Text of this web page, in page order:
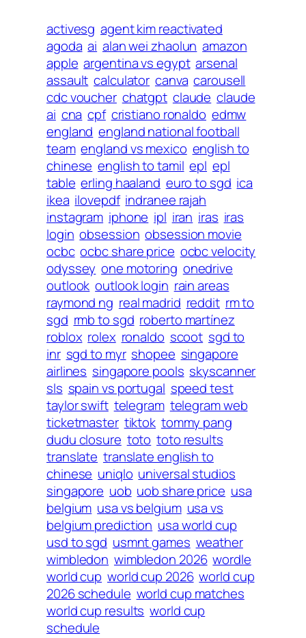
activesg agent kim reactivated
agoda ai alan wei zhaolun amazon
apple argentina vs egypt arsenal
assault calculator canva carousell
cdc voucher chatgpt claude claude
ai cna cpf cristiano ronaldo edmw
england england national football
team england vs mexico english to
chinese english to tamil epl epl
table erling haaland euro to sgd ica
ikea ilovepdf indranee rajah
instagram iphone ipl iran iras iras
login obsession obsession movie
ocbc ocbc share price ocbc velocity
odyssey one motoring onedrive
outlook outlook login rain areas
raymond ng real madrid reddit rm to
sgd rmb to sgd roberto martínez
roblox rolex ronaldo scoot sgd to
inr sgd to myr shopee singapore
airlines singapore pools skyscanner
sls spain vs portugal speed test
taylor swift telegram telegram web
ticketmaster tiktok tommy pang
dudu closure toto toto results
translate translate english to
chinese uniqlo universal studios
singapore uob uob share price usa
belgium usa vs belgium usa vs
belgium prediction usa world cup
usd to sgd usmnt games weather
wimbledon wimbledon 2026 wordle
world cup world cup 2026 world cup
2026 schedule world cup matches
world cup results world cup
schedule